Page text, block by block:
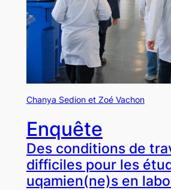
Chanya Sedion et Zoé Vachon
Enquête
Des conditions de
difficiles pour les
uqamien(ne)s en